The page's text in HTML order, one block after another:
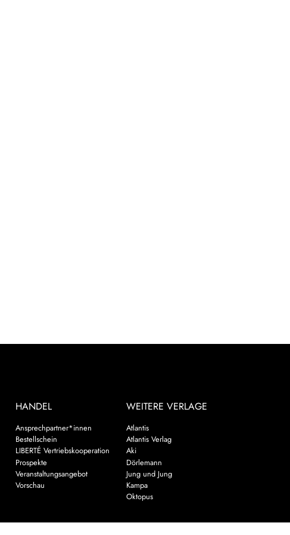
HANDEL
Ansprechpartner*innen
Bestellschein
LIBERTÉ Vertriebskooperation
Prospekte
Veranstaltungsangebot
Vorschau
WEITERE VERLAGE
Atlantis
Atlantis Verlag
Aki
Dörlemann
Jung und Jung
Kampa
Oktopus